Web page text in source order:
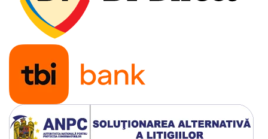
Franare Trotineta Electrica
Aparatori Noroi Trotineta Electrica
Electrice Diverse, Contacte,
Butoane
Lumini Trotinete Electrice
Piese Kugoo
Kukirin M4 MAX
Kukirin S1 MAX 2025-2026
KuKirin G2